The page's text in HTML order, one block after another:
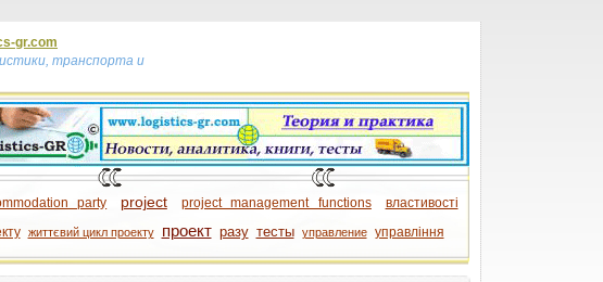
gr.com
транспорта и
party project project management functions
властивості
життєвий цикл проекту проект разу тесты управление управління